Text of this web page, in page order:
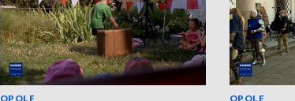
OPOLE OPOLE